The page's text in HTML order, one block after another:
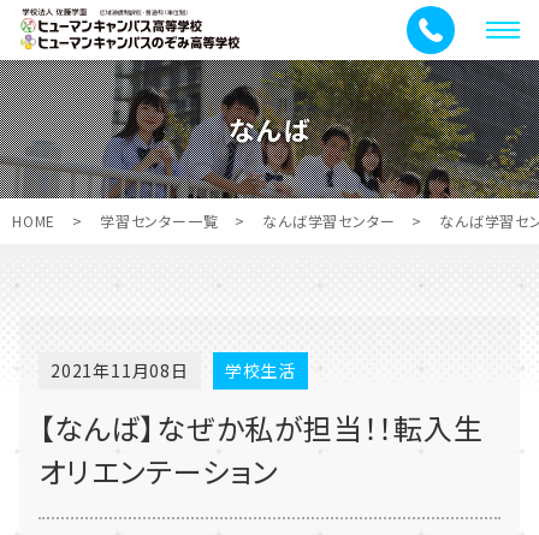
メ
ニ
ュ
ー
なんば
HOME > 学習センター一覧 > なんば学習センター > なんば学習セ
2021年11月08日 学校生活
【なんば】なぜか私が担当！！転入生
オリエンテーション